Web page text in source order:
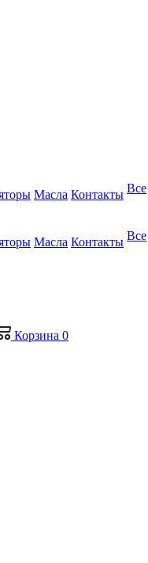
Масла Контакты Все
Масла Контакты Все
Корзина 0